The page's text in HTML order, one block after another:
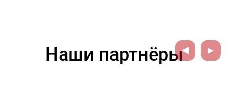
Наши партнёры